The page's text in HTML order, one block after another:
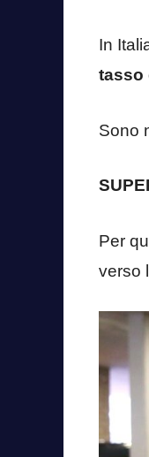
In
tasso
Sono
Per
verso